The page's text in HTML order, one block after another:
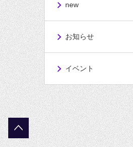
new
お知らせ
イベント